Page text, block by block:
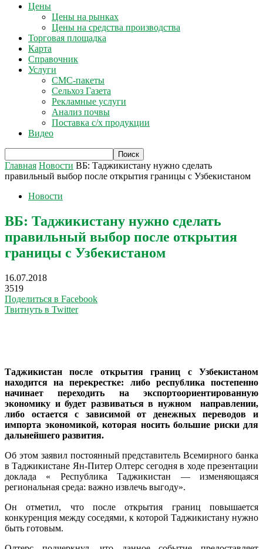
Цены
Цены на рынках
Цены на средства производства
Торговая площадка
Карта
Справочник
Услуги
СМС-пакеты
Сельхоз Газета
Рекламные услуги
Анализ почвы
Поставка с/х продукции
Видео
Главная Новости ВБ: Таджикистану нужно сделать
правильный выбор после открытия границы с Узбекистаном
Новости
ВБ: Таджикистану нужно сделать
правильный выбор после открытия
границы с Узбекистаном
16.07.2018
3519
Поделиться в Facebook
Твитнуть в Twitter
Таджикистан после открытия границ с Узбекистаном
находится на перекрестке: либо республика постепенно
начинает переходить на экспортоориентированную
экономику и будет развиваться в нужном направлении,
либо остается с зависимой от денежных переводов и
импорта экономикой, которая носить большие риски для
дальнейшего развития.
Об этом заявил постоянный представитель Всемирного банка
в Таджикистане Ян-Питер Олтерс сегодня в ходе презентации
доклада « Республика Таджикистан — изменяющаяся
региональная среда: важно извлечь выгоду».
Он отметил, что после открытия границ повышается
конкуренция между соседями, к которой Таджикистану нужно
быть готовым.